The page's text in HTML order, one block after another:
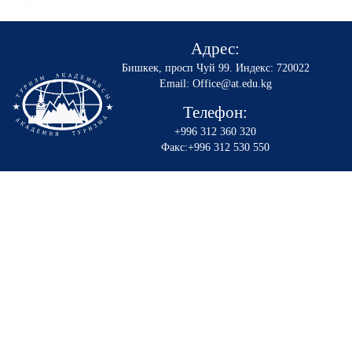
Адрес:
Бишкек, просп Чуй 99. Индекс: 720022
Email: Office@at.edu.kg
Телефон:
+996 312 360 320
Факс:+996 312 530 550